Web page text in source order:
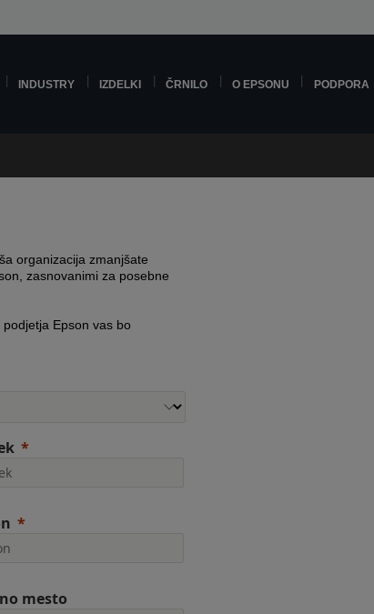
INDUSTRY IZDELKI ČRNILO O EPSONU PODPORA
organizacija zmanjšate
zasnovanimi za posebne
Epson vas bo
mesto